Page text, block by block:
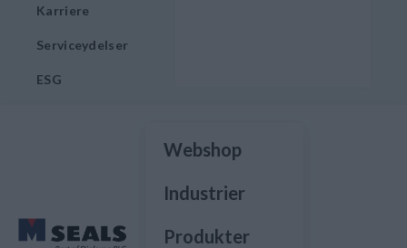
Karriere
Serviceydelser
ESG
Webshop
Industrier
Produkter